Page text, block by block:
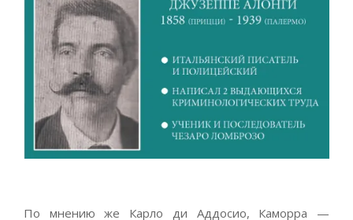
По мнению же Карло ди Аддосио, Каморра —